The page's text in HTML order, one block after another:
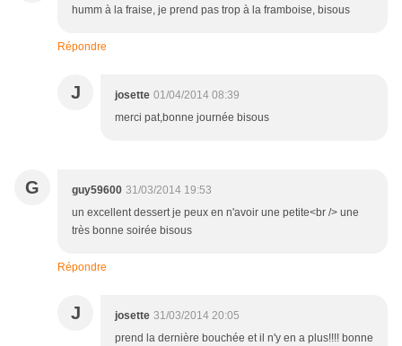
humm à la fraise, je prend pas trop à la framboise, bisous
Répondre
J josette 01/04/2014 08:39
merci pat,bonne journée bisous
G guy59600 31/03/2014 19:53
un excellent dessert je peux en n'avoir une petite<br /> une
très bonne soirée bisous
Répondre
J josette 31/03/2014 20:05
prend la dernière bouchée et il n'y en a plus!!!! bonne